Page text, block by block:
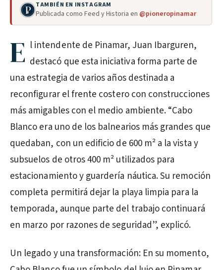
TAMBIÉN EN INSTAGRAM
Publicada como Feed y Historia en @pioneropinamar
E l intendente de Pinamar, Juan Ibarguren,
destacó que esta iniciativa forma parte de
una estrategia de varios años destinada a
reconfigurar el frente costero con construcciones
más amigables con el medio ambiente. “Cabo
Blanco era uno de los balnearios más grandes que
quedaban, con un edificio de 600 m² a la vista y
subsuelos de otros 400 m² utilizados para
estacionamiento y guardería náutica. Su remoción
completa permitirá dejar la playa limpia para la
temporada, aunque parte del trabajo continuará
en marzo por razones de seguridad”, explicó.
Un legado y una transformación: En su momento,